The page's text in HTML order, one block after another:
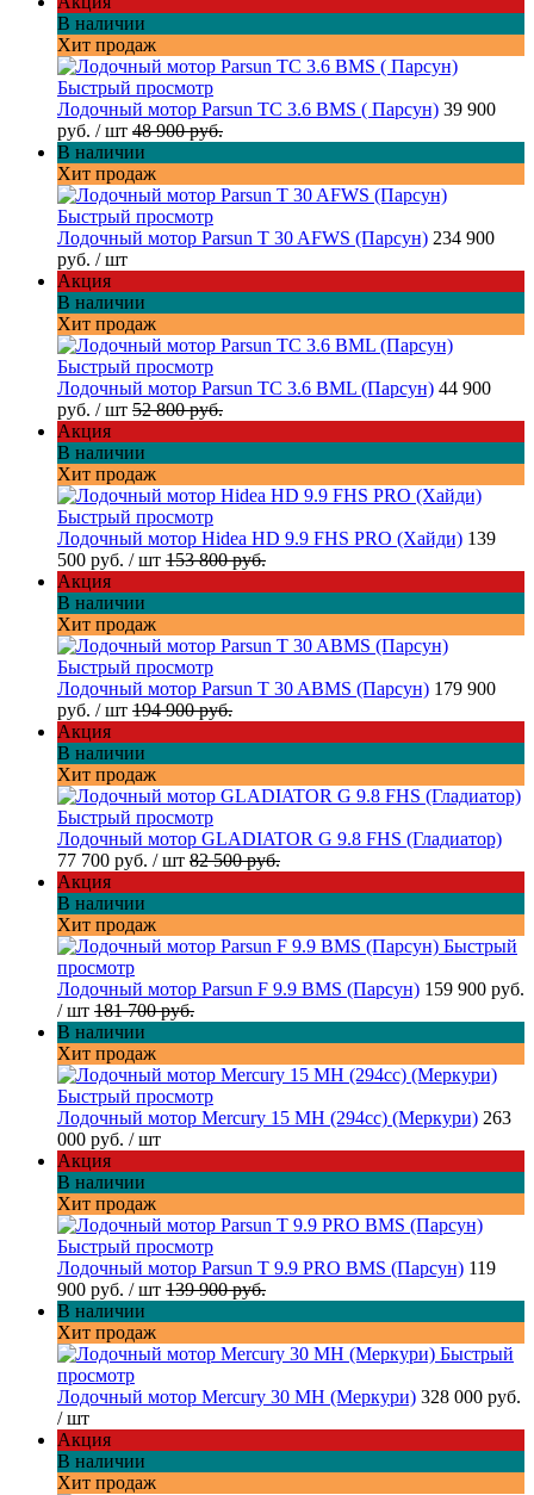
В наличии
Хит продаж
Быстрый просмотр
Лодочный мотор Parsun TC 3.6 BMS ( Парсун) 39 900
руб. / шт 48 900 руб.
В наличии
Хит продаж
Быстрый просмотр
Лодочный мотор Parsun T 30 AFWS (Парсун) 234 900
руб. / шт
Акция
В наличии
Хит продаж
Быстрый просмотр
Лодочный мотор Parsun TC 3.6 BML (Парсун) 44 900
руб. / шт 52 800 руб.
Акция
В наличии
Хит продаж
Быстрый просмотр
Лодочный мотор Hidea HD 9.9 FHS PRO (Хайди) 139
500 руб. / шт 153 800 руб.
Акция
В наличии
Хит продаж
Быстрый просмотр
Лодочный мотор Parsun T 30 ABMS (Парсун) 179 900
руб. / шт 194 900 руб.
Акция
В наличии
Хит продаж
Быстрый просмотр
Лодочный мотор GLADIATOR G 9.8 FHS (Гладиатор)
77 700 руб. / шт 82 500 руб.
Акция
В наличии
Хит продаж
Быстрый
просмотр
Лодочный мотор Parsun F 9.9 BMS (Парсун) 159 900 руб.
/ шт 181 700 руб.
В наличии
Хит продаж
Быстрый просмотр
Лодочный мотор Mercury 15 MH (294cc) (Меркури) 263
000 руб. / шт
Акция
В наличии
Хит продаж
Быстрый просмотр
Лодочный мотор Parsun T 9.9 PRO BMS (Парсун) 119
900 руб. / шт 139 900 руб.
В наличии
Хит продаж
Быстрый
просмотр
Лодочный мотор Mercury 30 MH (Меркури) 328 000 руб.
/ шт
Акция
В наличии
Хит продаж